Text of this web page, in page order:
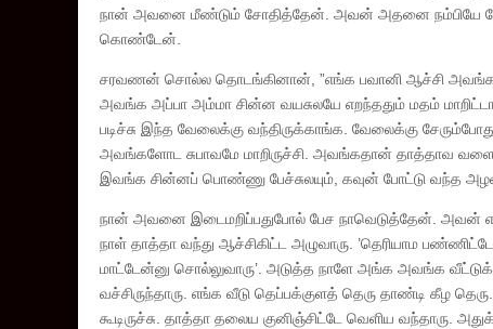
நான் அவனை மீண்டும் சோதித்தேன். அவன் அதனை நம்பியே
கொண்டேன்.
சரவணன் சொல்ல தொடங்கினான், ”எங்க பவானி ஆச்சி
அவங்க அப்பா அம்மா சின்ன வயசுலயே எறந்ததும் மதம்
படிச்சு இந்த வேலைக்கு வந்திருக்காங்க. வேலைக்கு
அவங்களோட சுபாவமே மாறிருச்சி. அவங்கதான் தாத்தாவ
இவங்க சின்னப் பொண்ணு பேச்சுலயும், கவுன் போட்டு வந்த
நான் அவனை இடைமறிப்பதுபோல் பேச நாவெடுத்தேன். அவன்
நாள் தாத்தா வந்து ஆச்சிகிட்ட அழுவாரு. ’தெரியாம
மாட்டேன்னு சொல்லுவாரு’. அடுத்த நாளே அங்க அவங்க
வச்சிருந்தாரு. எங்க வீடு தெப்பக்குளத் தெரு தாண்டி கீழ
கூடிருச்சு. தாத்தா தலைய குனிஞ்சிட்டே வெளிய வந்தாரு.